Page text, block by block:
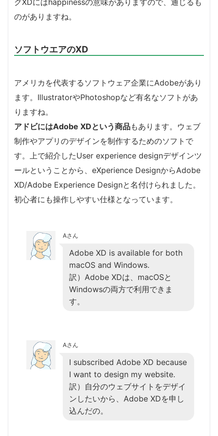
のがありますね。
ソフトウエアのXD
アメリカを代表するソフトウェア企業にAdobeがあり
ます。IllustratorやPhotoshopなど有名なソフトがあ
りますね。
アドビにはAdobe XDという商品もあります。ウェブ
制作やアプリのデザインを制作するためのソフトで
す。上で紹介したUser experience designデザインツ
ールということから、eXperience DesignからAdobe
XD/Adobe Experience Designと名付けられました。
初心者にも操作しやすい仕様となっています。
Aさん
Adobe XD is available for both
macOS and Windows.
訳）Adobe XDは、macOSと
Windowsの両方で利用できま
す。
Aさん
I subscribed Adobe XD because
I want to design my website.
訳）自分のウェブサイトをデザイ
ンしたいから、Adobe XDを申し
込んだの。